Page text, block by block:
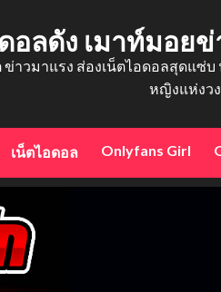
อลดัง เมาท์มอ
าวมาแรง ส่องเน็ตไอดอลสุดแ
หญิงแห่งว
เน็ตไอดอล Onlyfans Girl